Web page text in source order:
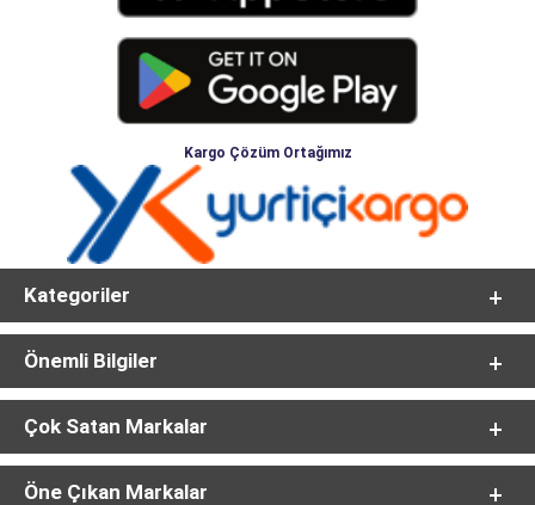
Kargo Çözüm Ortağımız
Kategoriler
Önemli Bilgiler
Çok Satan Markalar
Öne Çıkan Markalar